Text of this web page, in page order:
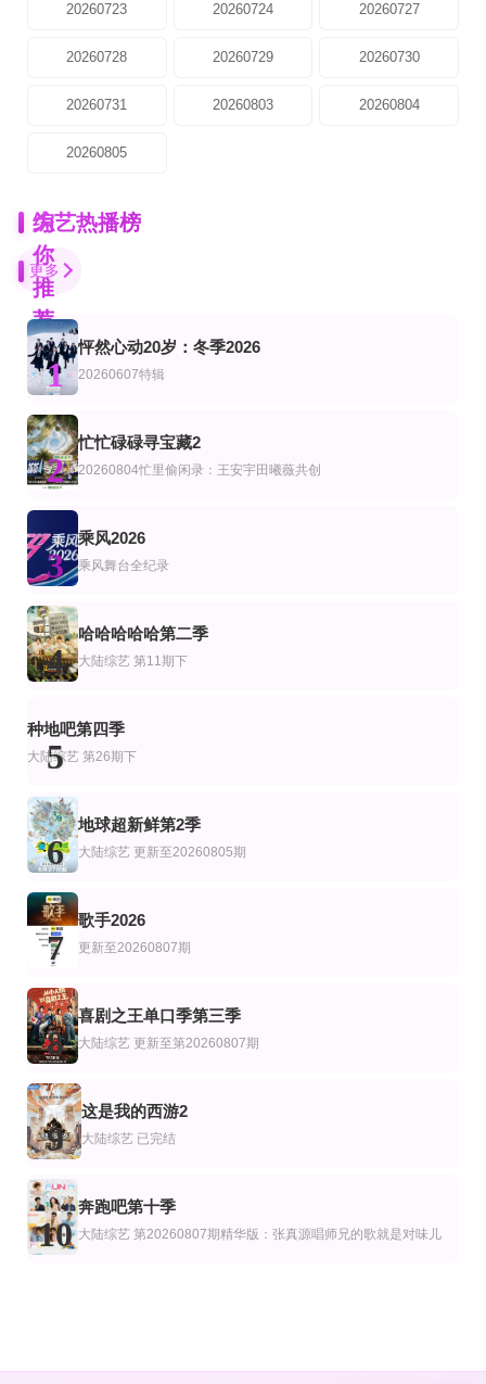
20260723 20260724 20260727
20260728 20260729 20260730
20260731 20260803 20260804
20260805
为
你
推
荐
完结
爸爸当家2会员加更版
更新至20260807期Plus版
密室大逃脱第八季大神版
更新至20260807期
中餐厅·南洋拾光季
更新至20260806期
姐姐当家2
全08集
欢迎来到异人世界
正片
路易·C·K 荒谬到笑
路易·C·K
偶像派遣工作
户外成长计划
更新至06集
卧底厨神
金喜泰,郑智善,权圣晙,金风
第1期
幸福的生活
更新至02期
美国忍者勇士第18季
全4集
孤单又灿烂的神：鬼怪十周年特辑
孔刘,金高银,李栋旭,刘寅娜
新车5分钟
炽夏角色番综·炽热的夏天
密室大逃脱第八季
综艺热播榜
更多
1
怦然心动20岁：冬季2026
20260607特辑
2
忙忙碌碌寻宝藏2
20260804忙里偷闲录：王安宇田曦薇共创
3
乘风2026
乘风舞台全纪录
4
哈哈哈哈哈第二季
大陆综艺 第11期下
5
种地吧第四季
大陆综艺 第26期下
6
地球超新鲜第2季
大陆综艺 更新至20260805期
7
歌手2026
更新至20260807期
8
喜剧之王单口季第三季
大陆综艺 更新至第20260807期
9
这是我的西游2
大陆综艺 已完结
10
奔跑吧第十季
大陆综艺 第20260807期精华版：张真源唱师兄的歌就是对味儿